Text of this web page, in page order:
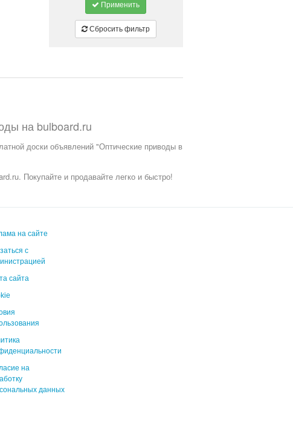
Применить
Сбросить фильтр
на bulboard.ru
доски объявлений "Оптические приводы в
Покупайте и продавайте легко и быстро!
на сайте
с
сайта
на
данных